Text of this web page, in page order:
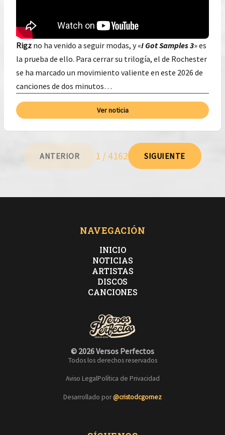
Rigz no ha venido a seguir modas, y «I Got Samples 3» es
la prueba de ello. Para cerrar su trilogía, el de Rochester
se ha marcado un movimiento valiente en este 2026 de
canciones de dos minutos…
Ver noticia
ANTERIOR 1 / 4162 SIGUIENTE
NAVEGACIÓN
INICIO
NOTICIAS
ARTISTAS
DISCOS
CANCIONES
© 2026 Versos Perfectos
Todos los derechos reservados
Aviso LegalPolítica de Privacidad
Desarrollado por@cristodcgomez